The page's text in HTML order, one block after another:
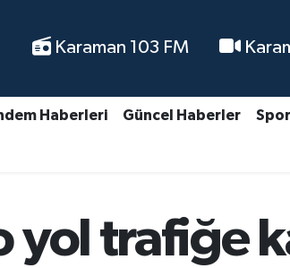
Karaman 103 FM
Haberleri Güncel Haberler
yol trafiğe